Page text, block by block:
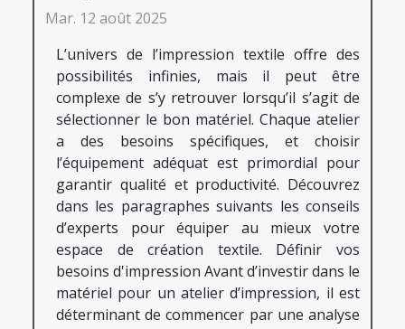
Mar. 12 août 2025
L’univers de l’impression textile offre des
possibilités infinies, mais il peut être
complexe de s’y retrouver lorsqu’il s’agit de
sélectionner le bon matériel. Chaque atelier
a des besoins spécifiques, et choisir
l’équipement adéquat est primordial pour
garantir qualité et productivité. Découvrez
dans les paragraphes suivants les conseils
d’experts pour équiper au mieux votre
espace de création textile. Définir vos
besoins d'impression Avant d’investir dans le
matériel pour un atelier d’impression, il est
déterminant de commencer par une analyse